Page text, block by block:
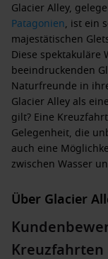
Glacier Alley,
Patagonien, ist ein
majestätischen
Diese spektakuläre
beeindruckenden
Naturfreunde in
Glacier Alley als
gilt? Eine
Gelegenheit, die
auch eine
zwischen Wasser
Über Glacier
Wenn Ihr
einer
können recht nah
Kreuzfahrten